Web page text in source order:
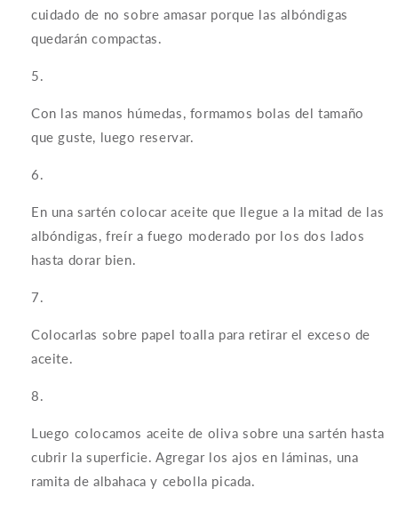
cuidado de no sobre amasar porque las albóndigas
quedarán compactas.
Con las manos húmedas, formamos bolas del tamaño
que guste, luego reservar.
En una sartén colocar aceite que llegue a la mitad de las
albóndigas, freír a fuego moderado por los dos lados
hasta dorar bien.
Colocarlas sobre papel toalla para retirar el exceso de
aceite.
Luego colocamos aceite de oliva sobre una sartén hasta
cubrir la superficie. Agregar los ajos en láminas, una
ramita de albahaca y cebolla picada.